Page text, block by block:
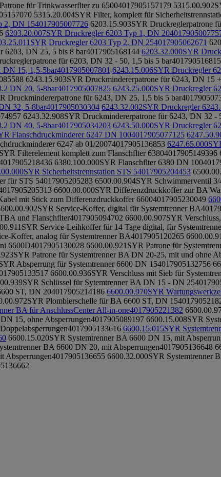
für Trinkwasserflter zu 65004017905157179 5315.00.902
5315.20.004SYR Filter, komplett für
2, DN 154017905007726 6203.15.903SYR Druckreglerpatrone
6203.20.007SYR Druckregler 6203 Typ 1, DN 20
SYR Druckregler 6203 Typ 2, DN 254017905062671
6203, DN 25, 5 bis 8 bar4017905168144 6203.32.000SYR
für 6203, DN 32 - 50, 1,5 bis 5 bar
DN 15, 1,5-5bar4017905007801 6243.15.006SYR Druckregler
6243.15.903SYR Druckmindererpatrone für 6243, DN 15
DN 20, 5-8bar4017905007825 6243.25.000SYR Druckregler
Druckmindererpatrone für 6243, DN 25, 1,5 bis 5 bar
32, 5-8bar4017905030304 6243.32.002SYR Druckregler
6243.32.908SYR Druckmindererpatrone für 6243, DN 32 -
DN 40, 5-8bar4017905034203 6243.50.000SYR Druckregler
Flanschdruckminderer 6247 DN 1004017905077125
6247 ab 01/20074017905136853 6247.65.000
SYR Filterelement komplett zum Flanschflter 63804017905149396
6380.100.000SYR Flanschflter 6380 DN 100
SYR Sicherheitstrennstation STS 54017905204453
für STS 54017905205283 6500.00.904SYR Schwimmerventil
6600.00.000SYR Differenzdruckkoffer zur BA
mit Stick zum Differenzdruckkoffer 66004017905230049
SYR Service-Koffer, digital für Systemtrenner BA
und Flanschflter4017905094702 6600.00.907SYR
SYR Service-Leihkoffer für 14 Tage digital, für
Koffer, analog für Systemtrenner BA4017905120265
6600D4017905130028 6600.00.921 SYR Patrone für
SYR Patrone für Systemtrenner BA DN 20-25, mit und ohne
Absperrung für Systemtrenner 6600 DN 154017905132756
6600.00.936SYR Verschluss mit Sieb für
SYR Schlüssel für Sytemtrenner BA DN 15 - DN 25
ST, DN 204017905214186 6600.00.970SYR
SYR Plombierschelle für BA 6600 ST, DN 15
BA für AnschlussCenter All-in-one4017905221382
15, ohne Absperrungen4017905089197 6600.15.008SYR
4017905133616 6600.15.015SYR
6600.15.020SYR Systemtrenner BA 6600 DN 15, mit
BA 6600 DN 20, mit Absperrungen4017905136648
Absperrungen4017905136655 6600.32.000SYR Systemtrenner